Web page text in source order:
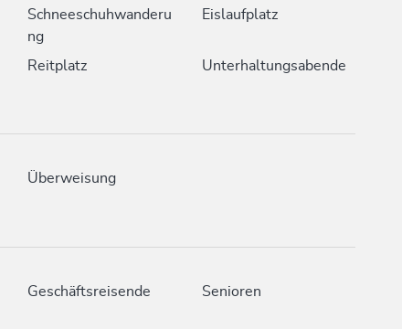
Schneeschuhwanderu
ng
Eislaufplatz
Reitplatz Unterhaltungsabende
Überweisung
Geschäftsreisende Senioren